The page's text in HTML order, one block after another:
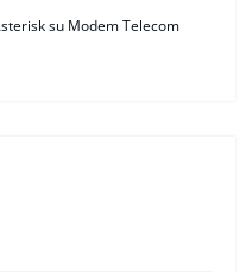
su Modem Telecom